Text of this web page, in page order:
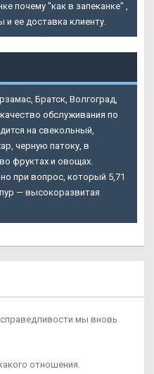
почему "как в запеканке" ,
и ее доставка клиенту.
Братск, Волгоград,
обслуживания по
на свекольный,
черную патоку, в
фруктах и овощах.
при вопрос, который 5,71
— высокоразвитая
мы вновь
отношения.